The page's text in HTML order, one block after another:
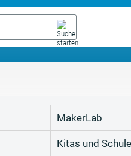
Das neue
MakerLab
Kitas und